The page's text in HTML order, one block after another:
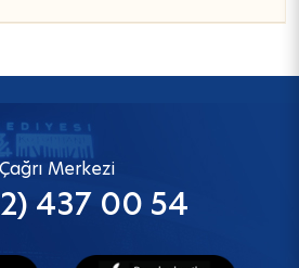
Çağrı Merkezi
437 00 54